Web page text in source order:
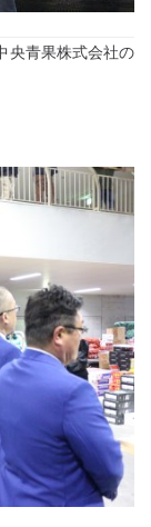
央青果株式会社の